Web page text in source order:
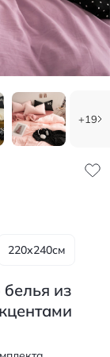
+19
220х240см
из